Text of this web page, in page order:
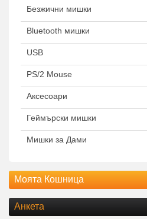
Безжични мишки
Bluetooth мишки
USB
PS/2 Mouse
Аксесоари
Геймърски мишки
Мишки за Дами
Моята Кошница
Анкета